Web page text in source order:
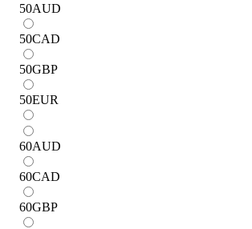
50AUD
50CAD
50GBP
50EUR
60AUD
60CAD
60GBP